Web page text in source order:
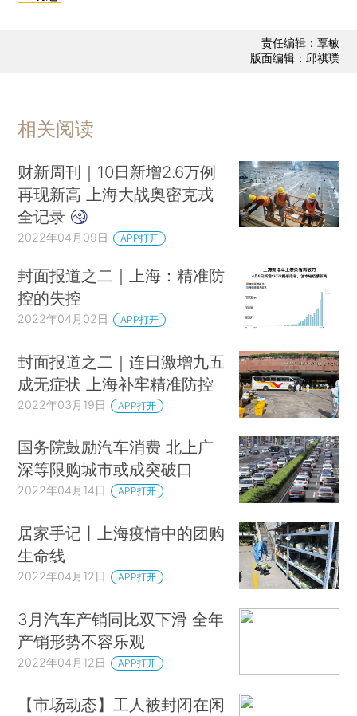
责任编辑：覃敏
版面编辑：邱祺璞
相关阅读
财新周刊｜10日新增2.6万例
再现新高 上海大战奥密克戎
全记录
2022年04月09日 APP打开
封面报道之二｜上海：精准防
控的失控
2022年04月02日 APP打开
封面报道之二｜连日激增九五
成无症状 上海补牢精准防控
2022年03月19日 APP打开
国务院鼓励汽车消费 北上广
深等限购城市或成突破口
2022年04月14日 APP打开
居家手记丨上海疫情中的团购
生命线
2022年04月12日 APP打开
3月汽车产销同比双下滑 全年
产销形势不容乐观
2022年04月12日 APP打开
【市场动态】工人被封闭在闲